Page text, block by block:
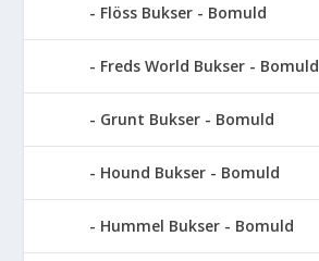
Flöss Bukser - Bomuld
Freds World Bukser - Bomuld
Grunt Bukser - Bomuld
Hound Bukser - Bomuld
Hummel Bukser - Bomuld